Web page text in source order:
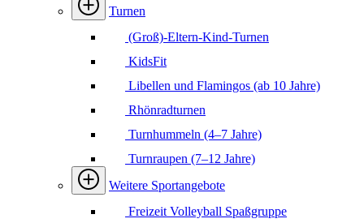
Turnen
(Groß)-Eltern-Kind-Turnen
KidsFit
Libellen und Flamingos (ab 10 Jahre)
Rhönradturnen
Turnhummeln (4–7 Jahre)
Turnraupen (7–12 Jahre)
Weitere Sportangebote
Freizeit Volleyball Spaßgruppe